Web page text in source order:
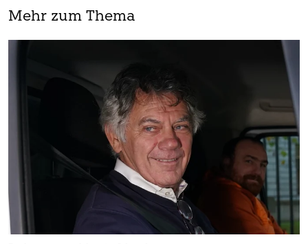
Mehr zum Thema